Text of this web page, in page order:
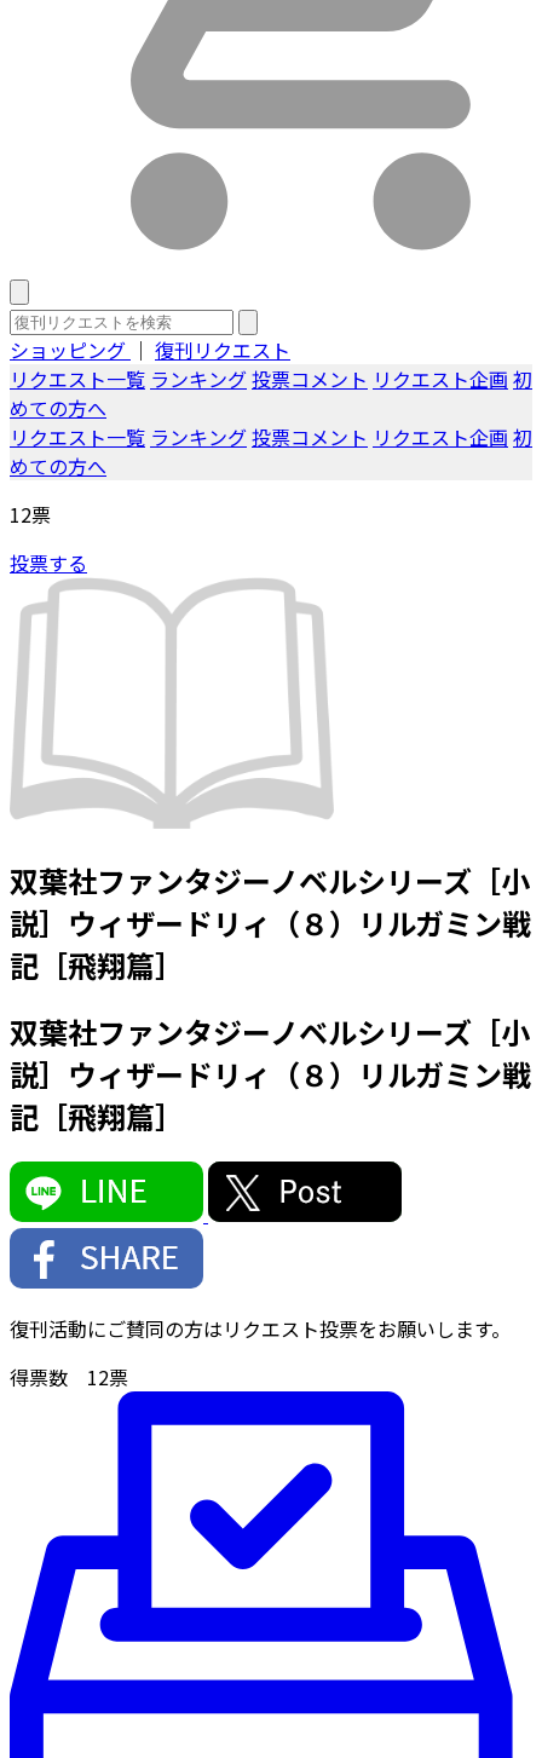
ショッピング ｜ 復刊リクエスト
リクエスト一覧 ランキング投票コメント リクエスト企画 初
めての方へ
リクエスト一覧 ランキング投票コメント リクエスト企画 初
めての方へ
12票
投票する
双葉社ファンタジーノベルシリーズ［小
説］ウィザードリィ（８）リルガミン戦
記［飛翔篇］
双葉社ファンタジーノベルシリーズ［小
説］ウィザードリィ（８）リルガミン戦
記［飛翔篇］
復刊活動にご賛同の方はリクエスト投票をお願いします。
得票数 12票